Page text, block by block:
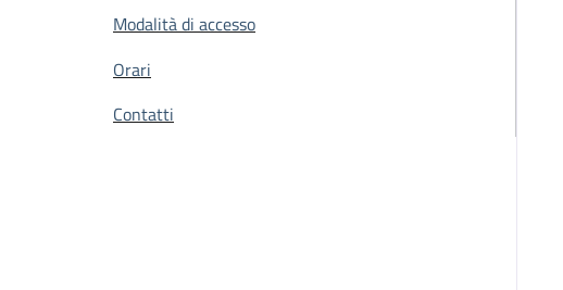
Modalità di accesso
Orari
Contatti